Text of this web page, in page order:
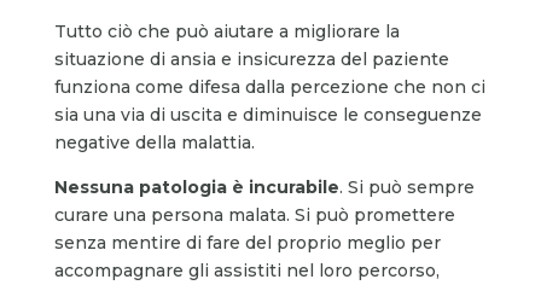
Tutto ciò che può aiutare a migliorare la
situazione di ansia e insicurezza del paziente
funziona come difesa dalla percezione che non ci
sia una via di uscita e diminuisce le conseguenze
negative della malattia.
Nessuna patologia è incurabile. Si può sempre
curare una persona malata. Si può promettere
senza mentire di fare del proprio meglio per
accompagnare gli assistiti nel loro percorso,